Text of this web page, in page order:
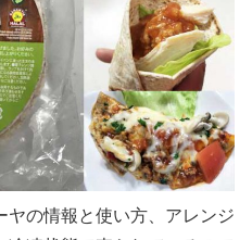
の情報と使い方、アレンジ